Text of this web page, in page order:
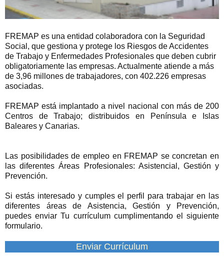
FREMAP es una entidad colaboradora con la Seguridad
Social, que gestiona y protege los Riesgos de Accidentes
de Trabajo y Enfermedades Profesionales que deben cubrir
obligatoriamente las empresas. Actualmente atiende a más
de 3,96 millones de trabajadores, con 402.226 empresas
asociadas.
FREMAP está implantado a nivel nacional con más de 200
Centros de Trabajo; distribuidos en Península e Islas
Baleares y Canarias.
Las posibilidades de empleo en FREMAP se concretan en
las diferentes Áreas Profesionales: Asistencial, Gestión y
Prevención.
Si estás interesado y cumples el perfil para trabajar en las
diferentes áreas de Asistencia, Gestión y Prevención,
puedes enviar Tu currículum cumplimentando el siguiente
formulario.
Enviar Currículum